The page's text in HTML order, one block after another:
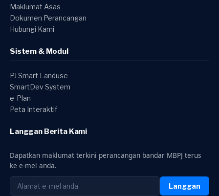
Maklumat Asas
Dokumen Perancangan
Hubungi Kami
Sistem & Modul
PJ Smart Landuse
SmartDev System
e-Plan
Peta Interaktif
Langgan Berita Kami
Dapatkan maklumat terkini perancangan bandar MBPJ terus
ke e-mel anda.
Langgan